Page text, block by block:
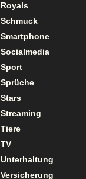
Royals
Schmuck
Smartphone
Socialmedia
Sport
Sprüche
Stars
Streaming
Tiere
TV
Unterhaltung
Versicherung